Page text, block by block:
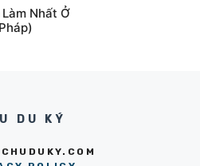
Nhất Ở
DU KÝ